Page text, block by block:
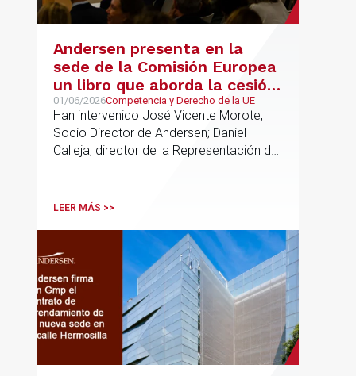
Andersen presenta en la
sede de la Comisión Europea
un libro que aborda la cesión
de soberanía y la primacía
del Derecho de la UE en las
constituciones europeas
01/06/2026Competencia y Derecho de la UE
Han intervenido José Vicente Morote,
Socio Director de Andersen; Daniel
Calleja, director de la Representación de
jurídico y académico
LEER MÁS >>